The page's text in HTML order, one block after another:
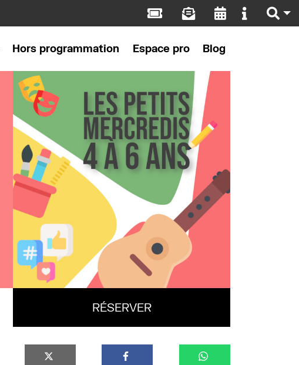
Hors programmation Espace pro Blog
RÉSERVER